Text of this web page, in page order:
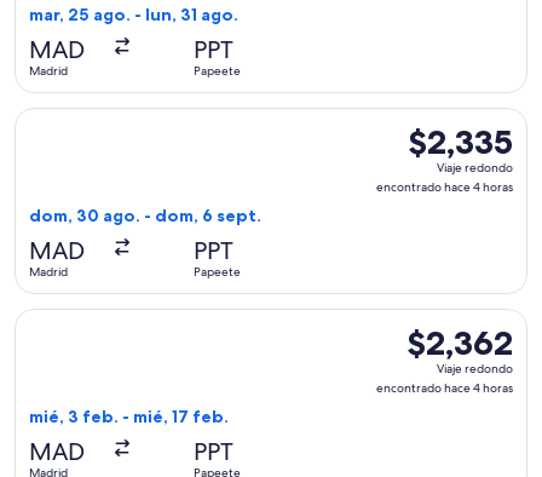
mar, 25 ago. - lun, 31 ago.
MAD
Madrid
PPT
Papeete
$2,335
Viaje
redondo,
$2,335
Viaje redondo
encontrado hace 4 horas
dom, 30 ago. - dom, 6 sept.
MAD
Madrid
PPT
Papeete
Seleccionar vuelo de Air Europa, con salida el dom, 30
$2,362
Viaje
redondo,
$2,362
Viaje redondo
encontrado hace 4 horas
mié, 3 feb. - mié, 17 feb.
MAD
Madrid
PPT
Papeete
Seleccionar vuelo de Qatar Airways, con salida el mié, 3